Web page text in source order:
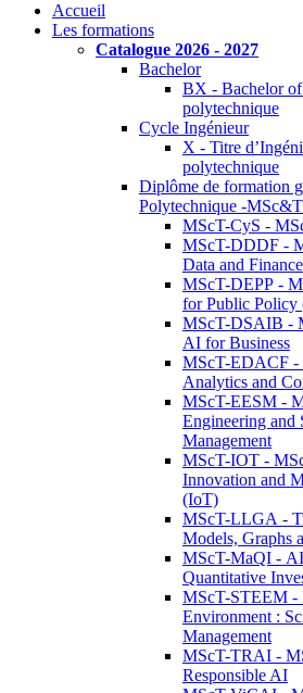
Accueil
Les formations
Catalogue 2026 - 2027
Bachelor
BX - Bachelor
polytechnique
Cycle Ingénieur
X - Titre
polytechnique
Diplôme de formation
Polytechnique -MSc&T
MScT-CyS -
MScT-DDDF -
Data and
MScT-DEPP -
for Public Policy
MScT-DSAIB -
AI for Business
MScT-EDACF -
Analytics and
MScT-EESM -
Engineering and
Management
MScT-IOT -
Innovation and
(IoT)
MScT-LLGA -
Models, Graphs
MScT-MaQI -
Quantitative
MScT-STEEM -
Environment :
Management
MScT-TRAI -
Responsible AI